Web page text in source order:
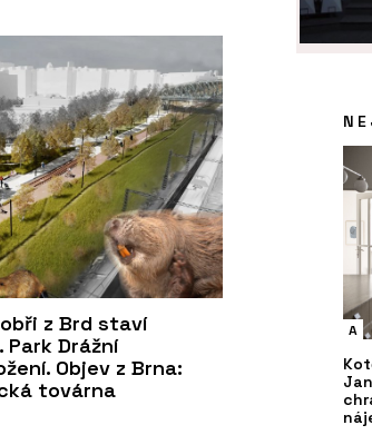
z Brd staví
Drážní
Objev z Brna:
továrna
A